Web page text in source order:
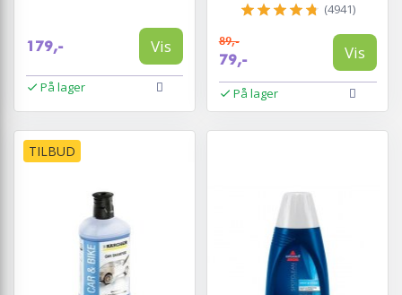
179,- Vis
På lager
(4941)
89,-
79,- Vis
På lager
TILBUD